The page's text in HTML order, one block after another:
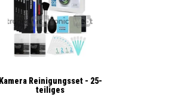
Kamera Reinigungsset - 25-
teiliges